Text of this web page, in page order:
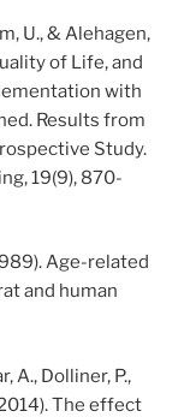
U., & Alehagen,
of Life, and
with
Results from
Study.
19(9), 870-
Age-related
and human
A., Dolliner, P.,
The effect